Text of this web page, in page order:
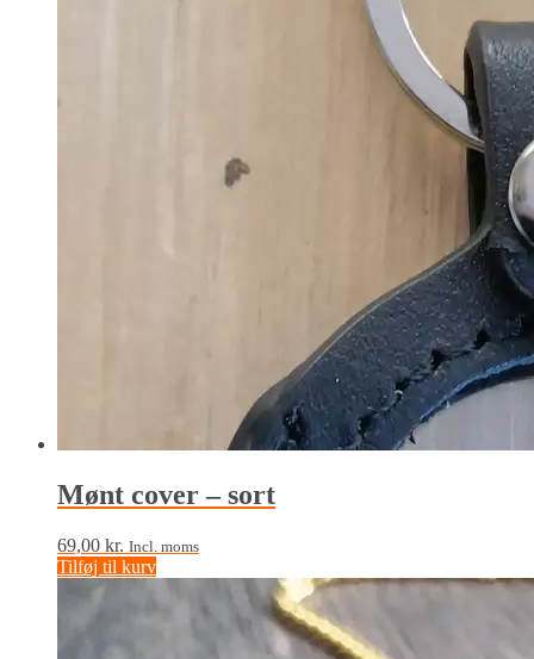
Mønt cover – sort
69,00 kr. Incl. moms
Tilføj til kurv